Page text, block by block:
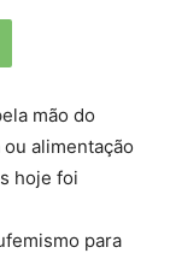
mão do
alimentação
hoje foi
para